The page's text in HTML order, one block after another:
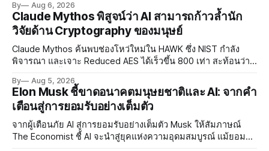
อย่างเร่งด่วน
By Aug 6, 2026
Claude Mythos พิสูจน์ว่า AI สามารถก้าวล้ำนัก
วิจัยด้าน Cryptography ของมนุษย์
Claude Mythos ค้นพบช่องโหว่ใหม่ใน HAWK ซึ่ง NIST กำลัง
พิจารณา และเจาะ Reduced AES ได้เร็วขึ้น 800 เท่า สะท้อนว่า
By Aug 5, 2026
Elon Musk ชี้ขาดอนาคตมนุษยชาติและ AI: จากคำ
เตือนสู่การยอมรับอย่างเต็มตัว
จากผู้เตือนภัย AI สู่การยอมรับอย่างเต็มตัว Musk ให้สัมภาษณ์
The Economist ชี้ AI จะนำสู่ยุคแห่งความอุดมสมบูรณ์ แม้ยอมรับ